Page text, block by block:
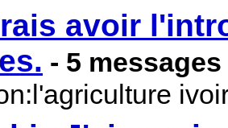
avoir
- 5 messages